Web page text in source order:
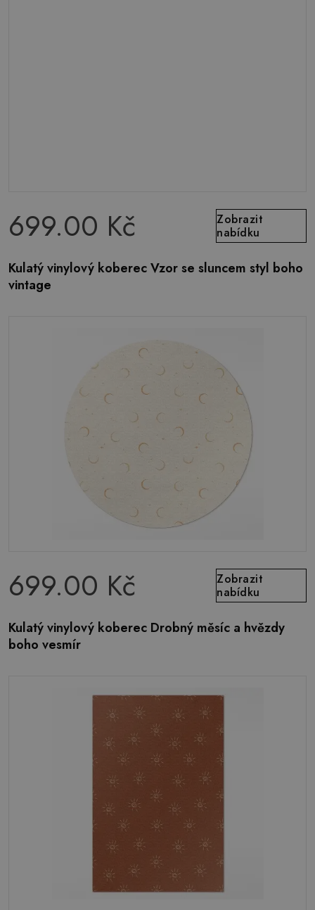
699.00 Kč
Zobrazit
nabídku
Kulatý vinylový koberec Vzor se sluncem styl boho
vintage
699.00 Kč
Zobrazit
nabídku
Kulatý vinylový koberec Drobný měsíc a hvězdy
boho vesmír